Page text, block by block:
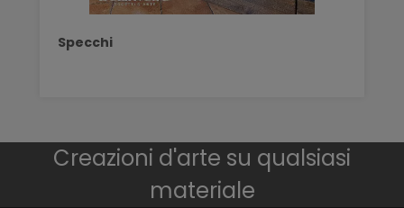
Specchi
Creazioni d'arte su qualsiasi
materiale